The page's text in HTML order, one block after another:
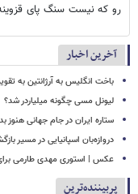
رو که نیست سنگ پای
آخرین اخبار
باخت انگلیس به آرژانتین به
لیونل مسی چگونه میلیاردر شد؟
ستاره ایران در جام جهانی هنوز
دروازه‌بان اسپانیایی در مسیر
عکس | استوری مهدی طارمی برای
پربیننده‌ترین